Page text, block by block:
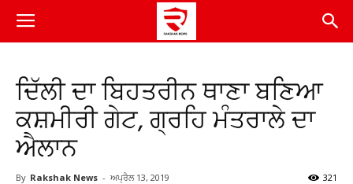
ਦਿੱਲੀ ਦਾ ਬਿਹਤਰੀਨ ਥਾਣਾ ਬਣਿਆ
ਕਸ਼ਮੀਰੀ ਗੇਟ, ਗ੍ਰਹਿ ਮੰਤਰਾਲੇ ਦਾ
ਐਲਾਨ
By Rakshak News - ਅਪ੍ਰੈਲ 13, 2019 321